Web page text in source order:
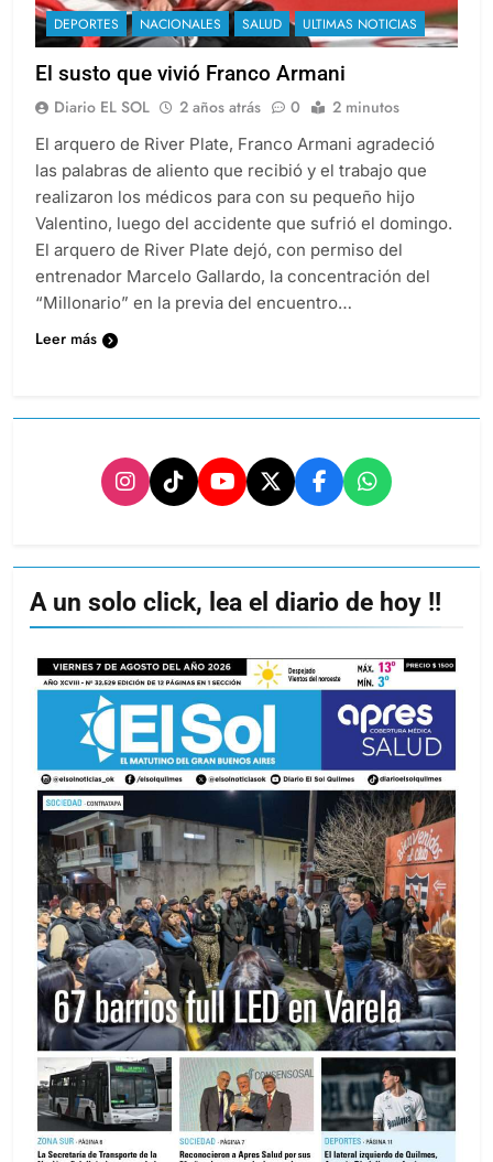
DEPORTES NACIONALES SALUD ULTIMAS NOTICIAS
El susto que vivió Franco Armani
Diario EL SOL 2 años atrás 0 2 minutos
El arquero de River Plate, Franco Armani agradeció
las palabras de aliento que recibió y el trabajo que
realizaron los médicos para con su pequeño hijo
Valentino, luego del accidente que sufrió el domingo.
El arquero de River Plate dejó, con permiso del
entrenador Marcelo Gallardo, la concentración del
“Millonario” en la previa del encuentro…
Leer más
A un solo click, lea el diario de hoy !!